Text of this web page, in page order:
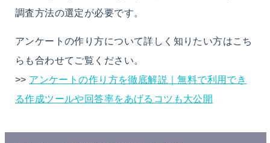
調査方法の選定が必要です。
アンケートの作り方について詳しく知りたい方はこち
らも合わせてご覧ください。
>> アンケートの作り方を徹底解説｜無料で利用でき
る作成ツールや回答率をあげるコツも大公開